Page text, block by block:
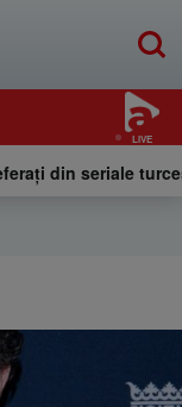
LIVE
din seriale